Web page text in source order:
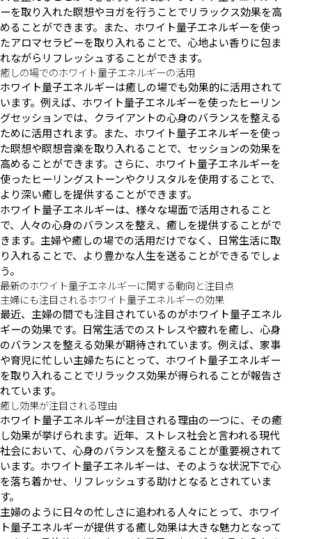
ーを取り入れた瞑想やヨガを行うことでリラックス効果を高
めることができます。また、ホワイト量子エネルギーを使っ
たアロマセラピーを取り入れることで、心地よい香りに包ま
れながらリフレッシュすることができます。
癒しの場でのホワイト量子エネルギーの活用
ホワイト量子エネルギーは癒しの場でも効果的に活用されて
います。例えば、ホワイト量子エネルギーを使ったヒーリン
グセッションでは、クライアントの心身のバランスを整える
ために活用されます。また、ホワイト量子エネルギーを使っ
た瞑想や瞑想音楽を取り入れることで、セッションの効果を
高めることができます。さらに、ホワイト量子エネルギーを
使ったヒーリングストーンやクリスタルを使用することで、
より深い癒しを提供することができます。
ホワイト量子エネルギーは、様々な場面で活用されること
で、人々の心身のバランスを整え、癒しを提供することがで
きます。主婦や癒しの場での活用だけでなく、日常生活に取
り入れることで、より豊かな人生を送ることができるでしょ
う。
最新のホワイト量子エネルギーに関する動向と注目点
主婦にも注目されるホワイト量子エネルギーの効果
最近、主婦の間でも注目されているのがホワイト量子エネル
ギーの効果です。日常生活でのストレスや疲れを癒し、心身
のバランスを整える効果が期待されています。例えば、家事
や育児に忙しい主婦たちにとって、ホワイト量子エネルギー
を取り入れることでリラックス効果が得られることが報告さ
れています。
癒し効果が注目される理由
ホワイト量子エネルギーが注目される理由の一つに、その癒
し効果が挙げられます。近年、ストレス社会と言われる現代
社会において、心身のバランスを整えることが重要視されて
います。ホワイト量子エネルギーは、そのような状況下で心
を落ち着かせ、リフレッシュする助けとなるとされていま
す。
主婦のように日々の忙しさに追われる人々にとって、ホワイ
ト量子エネルギーが提供する癒し効果は大きな魅力となって